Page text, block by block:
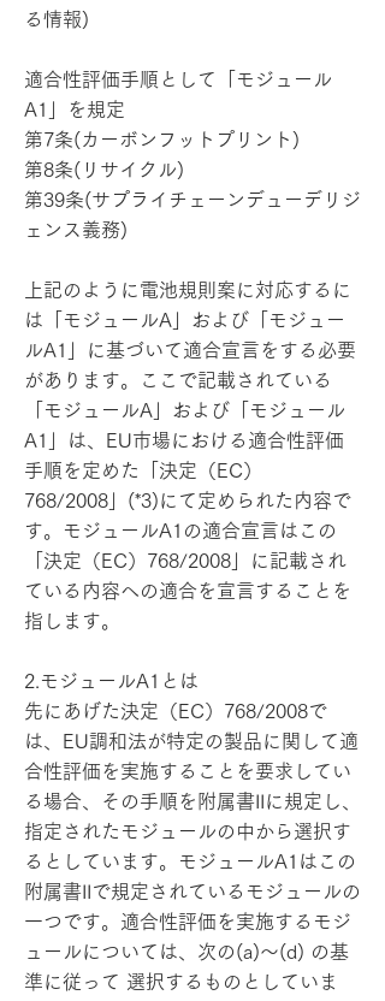
る情報)
適合性評価手順として「モジュール
A1」を規定
第7条(カーボンフットプリント)
第8条(リサイクル)
第39条(サプライチェーンデューデリジ
ェンス義務)
上記のように電池規則案に対応するに
は「モジュールA」および「モジュー
ルA1」に基づいて適合宣言をする必要
があります。ここで記載されている
「モジュールA」および「モジュール
A1」は、EU市場における適合性評価
手順を定めた「決定（EC）
768/2008」(*3)にて定められた内容で
す。モジュールA1の適合宣言はこの
「決定（EC）768/2008」に記載され
ている内容への適合を宣言することを
指します。
2.モジュールA1とは
先にあげた決定（EC）768/2008で
は、EU調和法が特定の製品に関して適
合性評価を実施することを要求してい
る場合、その手順を附属書IIに規定し、
指定されたモジュールの中から選択す
るとしています。モジュールA1はこの
附属書IIで規定されているモジュールの
一つです。適合性評価を実施するモジ
ュールについては、次の(a)～(d) の基
準に従って 選択するものとしていま